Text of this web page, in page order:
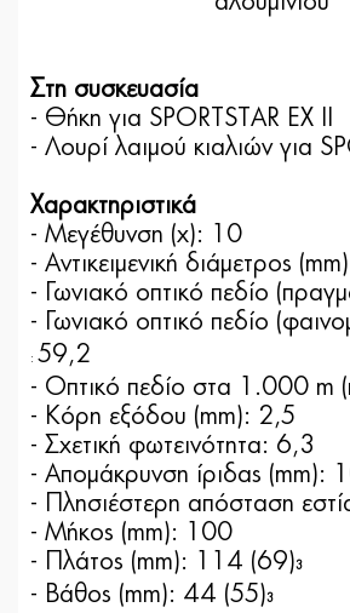
Στη συσκευασία
- Θήκη για SPORTSTAR EX II
- Λουρί λαιμού κιαλιών για
Χαρακτηριστικά
- Μεγέθυνση (x): 10
- Αντικειμενική διάμετρος
- Γωνιακό οπτικό πεδίο
- Γωνιακό οπτικό πεδίο
: 59,2
- Οπτικό πεδίο στα 1.000 m
- Κόρη εξόδου (mm): 2,5
- Σχετική φωτεινότητα: 6,3
- Απομάκρυνση ίριδας (mm):
- Πλησιέστερη απόσταση
- Μήκος (mm): 100
- Πλάτος (mm): 114 (69)3
- Βάθος (mm): 44 (55)3